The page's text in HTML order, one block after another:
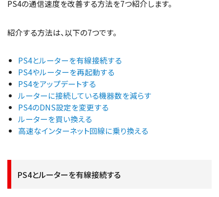
PS4の通信速度を改善する方法を7つ紹介します。
紹介する方法は、以下の7つです。
PS4とルーターを有線接続する
PS4やルーターを再起動する
PS4をアップデートする
ルーターに接続している機器数を減らす
PS4のDNS設定を変更する
ルーターを買い換える
高速なインターネット回線に乗り換える
PS4とルーターを有線接続する